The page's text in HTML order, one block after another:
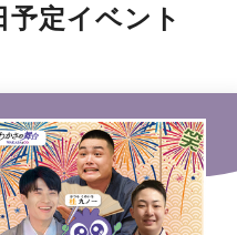
定イベント